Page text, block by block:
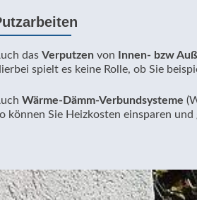
das Verputzen von Innen- bzw
spielt es keine Rolle, ob Sie
Wärme-Dämm-Verbundsysteme
können Sie Heizkosten einsparen